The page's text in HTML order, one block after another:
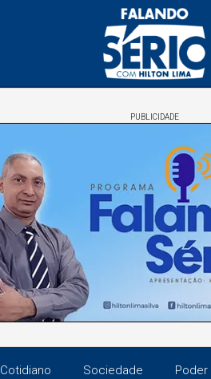
PUBLICIDADE
Cotidiano Sociedade Poder